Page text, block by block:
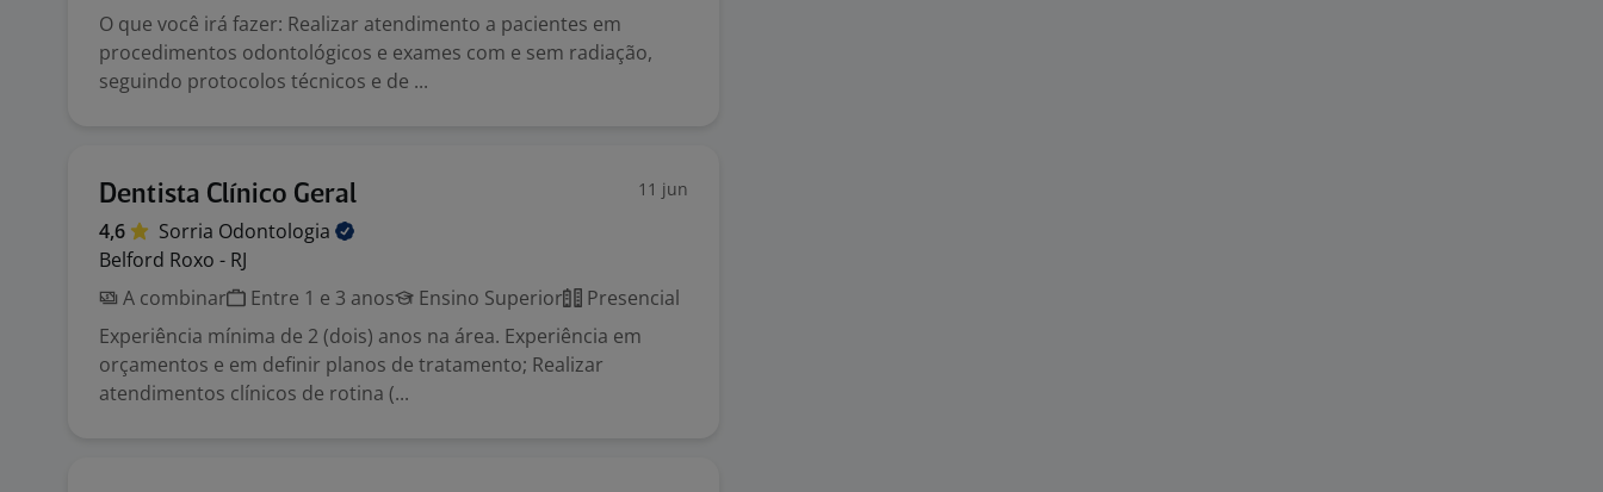
O que você irá fazer: Realizar atendimento a pacientes em
procedimentos odontológicos e exames com e sem radiação,
seguindo protocolos técnicos e de ...
Dentista Clínico Geral 11 jun
4,6 Sorria Odontologia
Belford Roxo - RJ
A combinar
Entre 1 e 3 anos Ensino Superior
Presencial
Experiência mínima de 2 (dois) anos na área. Experiência em
orçamentos e em definir planos de tratamento; Realizar
atendimentos clínicos de rotina (...